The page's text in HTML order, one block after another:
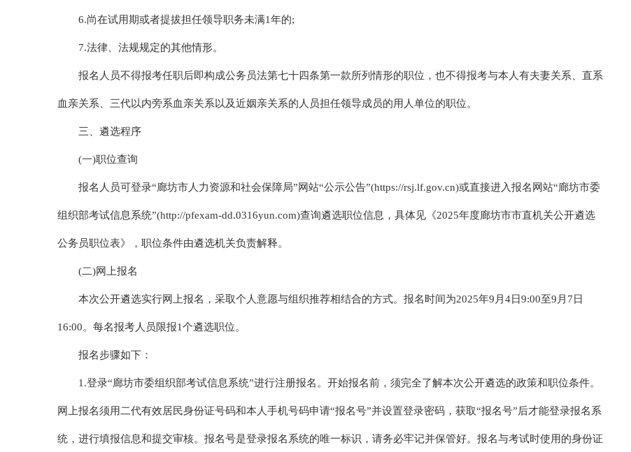
6.尚在试用期或者提拔担任领导职务未满1年的;
7.法律、法规规定的其他情形。
报名人员不得报考任职后即构成公务员法第七十四条第一款所列情形的职位，也不得报考与本人有夫妻关系、直系
血亲关系、三代以内旁系血亲关系以及近姻亲关系的人员担任领导成员的用人单位的职位。
三、遴选程序
(一)职位查询
报名人员可登录“廊坊市人力资源和社会保障局”网站“公示公告”(https://rsj.lf.gov.cn)或直接进入报名网站“廊坊市委
组织部考试信息系统”(http://pfexam-dd.0316yun.com)查询遴选职位信息，具体见《2025年度廊坊市市直机关公开遴选
公务员职位表》，职位条件由遴选机关负责解释。
(二)网上报名
本次公开遴选实行网上报名，采取个人意愿与组织推荐相结合的方式。报名时间为2025年9月4日9:00至9月7日
16:00。每名报考人员限报1个遴选职位。
报名步骤如下：
1.登录“廊坊市委组织部考试信息系统”进行注册报名。开始报名前，须完全了解本次公开遴选的政策和职位条件。
网上报名须用二代有效居民身份证号码和本人手机号码申请“报名号”并设置登录密码，获取“报名号”后才能登录报名系
统，进行填报信息和提交审核。报名号是登录报名系统的唯一标识，请务必牢记并保管好。报名与考试时使用的身份证